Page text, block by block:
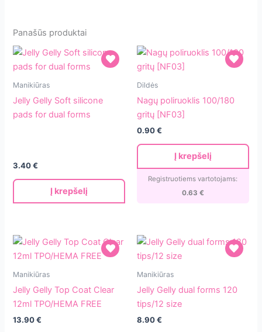
Panašūs produktai
Jelly
Soft
silicone
dual
forms
Manikiūras
Jelly Gelly Soft silicone
pads for dual forms
3.40€
Į krepšelį
Nagų
100/180
gritų
[NF03]
Dildės
Nagų poliruoklis 100/180
gritų [NF03]
0.90€
Į krepšelį
Registruotiems vartotojams:
0.63 €
Jelly
Top
Clear
Manikiūras
Jelly Gelly Top Coat Clear
12ml TPO/HEMA FREE
13.90€
Jelly
dual
forms
120
Manikiūras
Jelly Gelly dual forms 120
tips/12 size
8.90€